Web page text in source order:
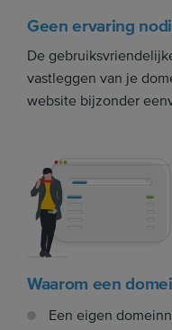
Geen ervaring
De
vastleggen van je
website bijzonder
Waarom een
Een eigen